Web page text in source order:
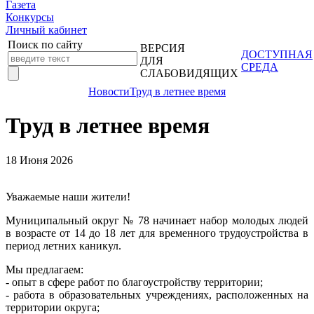
Газета
Конкурсы
Личный кабинет
Поиск по сайту
ВЕРСИЯ
ДЛЯ
СЛАБОВИДЯЩИХ
ДОСТУПНАЯ
СРЕДА
НовостиТруд в летнее время
Труд в летнее время
18 Июня 2026
Уважаемые наши жители!
Муниципальный округ № 78 начинает набор молодых людей
в возрасте от 14 до 18 лет для временного трудоустройства в
период летних каникул.
Мы предлагаем:
- опыт в сфере работ по благоустройству территории;
- работа в образовательных учреждениях, расположенных на
территории округа;